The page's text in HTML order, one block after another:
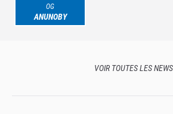
OG
ANUNOBY
VOIR TOUTES LES NEWS